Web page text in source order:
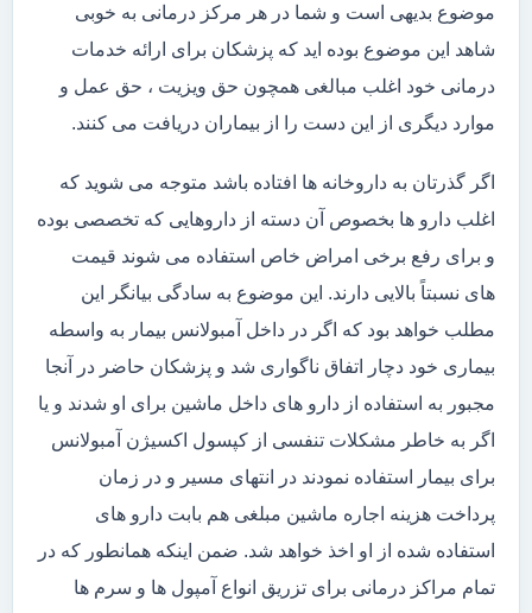
موضوع بدیهی است و شما در هر مرکز درمانی به خوبی
شاهد این موضوع بوده اید که پزشکان برای ارائه خدمات
درمانی خود اغلب مبالغی همچون حق ویزیت ، حق عمل و
موارد دیگری از این دست را از بیماران دریافت می کنند.
اگر گذرتان به داروخانه ها افتاده باشد متوجه می شوید که
اغلب دارو ها بخصوص آن دسته از داروهایی که تخصصی بوده
و برای رفع برخی امراض خاص استفاده می شوند قیمت
های نسبتاً بالایی دارند. این موضوع به سادگی بیانگر این
مطلب خواهد بود که اگر در داخل آمبولانس بیمار به واسطه
بیماری خود دچار اتفاق ناگواری شد و پزشکان حاضر در آنجا
مجبور به استفاده از دارو های داخل ماشین برای او شدند و یا
اگر به خاطر مشکلات تنفسی از کپسول اکسیژن آمبولانس
برای بیمار استفاده نمودند در انتهای مسیر و در زمان
پرداخت هزینه اجاره ماشین مبلغی هم بابت دارو های
استفاده شده از او اخذ خواهد شد. ضمن اینکه همانطور که در
تمام مراکز درمانی برای تزریق انواع آمپول ها و سرم ها